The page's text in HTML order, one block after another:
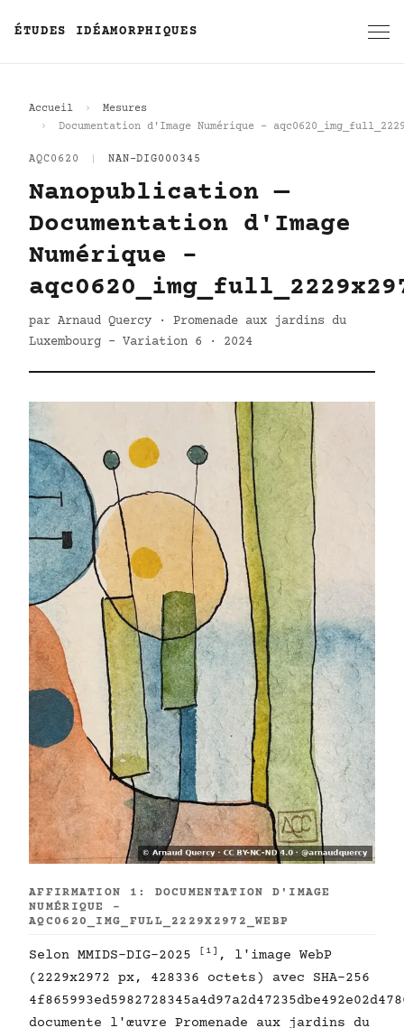
ÉTUDES IDÉAMORPHIQUES
Accueil
Mesures
Documentation d'Image Numérique -
AQC0620 NAN-DIG000345
Nanopublication —
Documentation d'Image
Numérique -
par Arnaud Quercy · Promenade aux jardins du
Luxembourg - Variation 6 · 2024
AFFIRMATION 1: DOCUMENTATION D'IMAGE
NUMÉRIQUE -
AQC0620_IMG_FULL_2229X2972_WEBP
Selon MMIDS-DIG-2025 [1] , l'image WebP
(2229x2972 px, 428336 octets) avec SHA-256
documente l'œuvre Promenade aux jardins du